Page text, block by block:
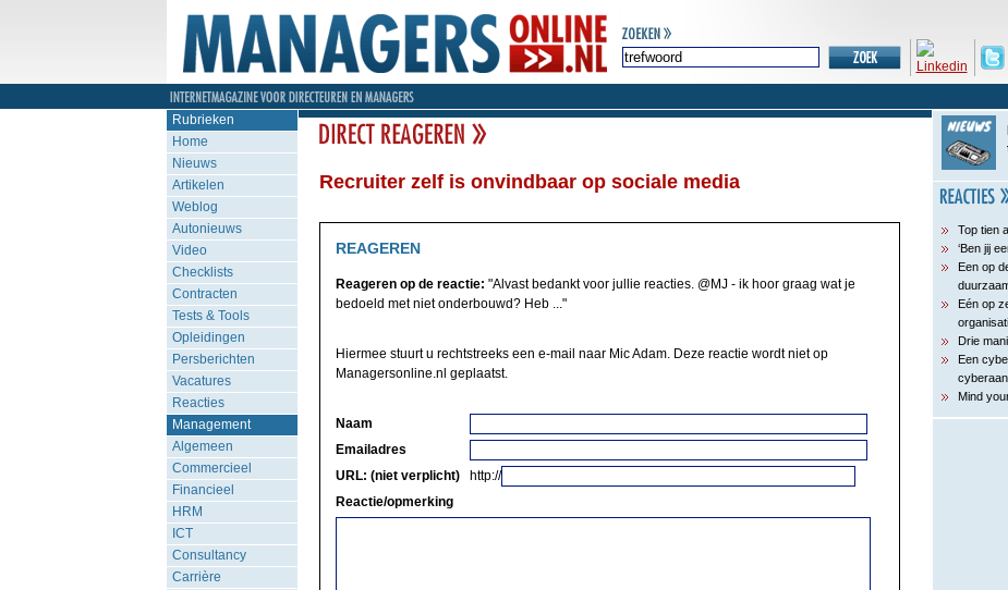
Rubrieken
Home
Nieuws
Artikelen
Weblog
Autonieuws
Video
Checklists
Contracten
Tests & Tools
Opleidingen
Persberichten
Vacatures
Reacties
Management
Algemeen
Commercieel
Financieel
HRM
ICT
Consultancy
Carrière
Recruiter zelf is onvindbaar op sociale media
REAGEREN
Reageren op de reactie: "Alvast bedankt voor jullie reacties. @MJ - ik hoor graag wat je
bedoeld met niet onderbouwd? Heb ..."
Hiermee stuurt u rechtstreeks een e-mail naar Mic Adam. Deze reactie wordt niet op
Managersonline.nl geplaatst.
Naam
Emailadres
URL: (niet verplicht)
http://
Reactie/opmerking
Top tien
‘Ben jij
Een op
Eén op
Drie
Een
Mind